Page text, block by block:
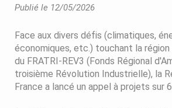
Publié le 12/05/2026
Face aux divers défis (climatiques,
économiques, etc.) touchant la
du FRATRI-REV3 (Fonds Régional
troisième Révolution Industrielle), la
France a lancé un appel à projets sur